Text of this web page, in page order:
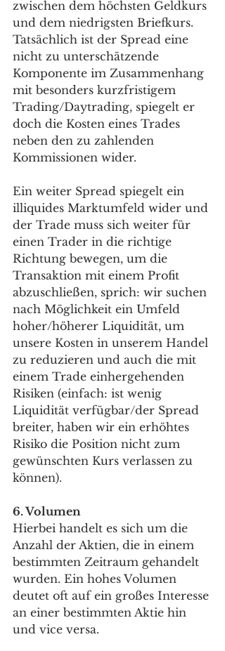
zwischen dem höchsten Geldkurs
und dem niedrigsten Briefkurs.
Tatsächlich ist der Spread eine
nicht zu unterschätzende
Komponente im Zusammenhang
mit besonders kurzfristigem
Trading/Daytrading, spiegelt er
doch die Kosten eines Trades
neben den zu zahlenden
Kommissionen wider.
Ein weiter Spread spiegelt ein
illiquides Marktumfeld wider und
der Trade muss sich weiter für
einen Trader in die richtige
Richtung bewegen, um die
Transaktion mit einem Profit
abzuschließen, sprich: wir suchen
nach Möglichkeit ein Umfeld
hoher/höherer Liquidität, um
unsere Kosten in unserem Handel
zu reduzieren und auch die mit
einem Trade einhergehenden
Risiken (einfach: ist wenig
Liquidität verfügbar/der Spread
breiter, haben wir ein erhöhtes
Risiko die Position nicht zum
gewünschten Kurs verlassen zu
können).
6. Volumen
Hierbei handelt es sich um die
Anzahl der Aktien, die in einem
bestimmten Zeitraum gehandelt
wurden. Ein hohes Volumen
deutet oft auf ein großes Interesse
an einer bestimmten Aktie hin
und vice versa.